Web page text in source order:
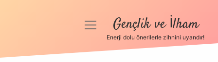
Anasayfa
menüyüGençlik ve İlham
Enerji dolu önerilerle zihnini uyandır!